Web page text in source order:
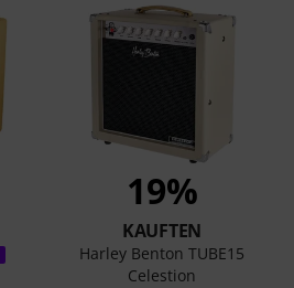
19%
KAUFTEN
Harley Benton TUBE15
Celestion